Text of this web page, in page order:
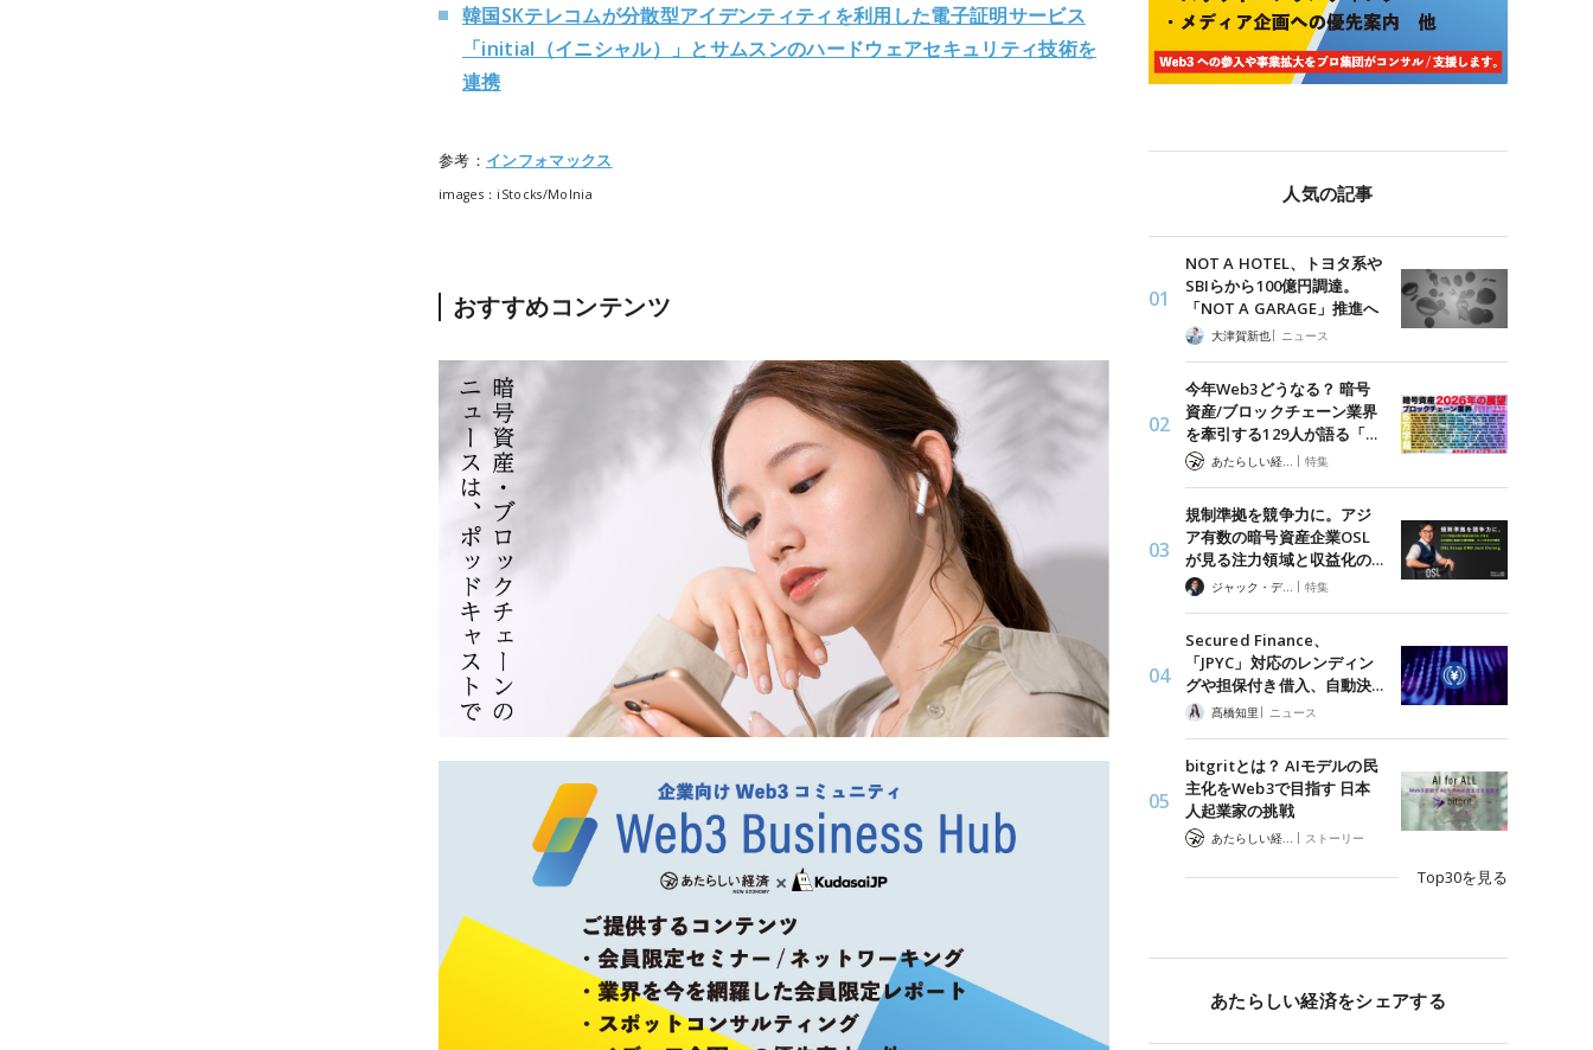
韓国SKテレコムが分散型アイデンティティを利用した電子証明サービス
「initial（イニシャル）」とサムスンのハードウェアセキュリティ技術を
連携
参考： インフォマックス
images：iStocks/Molnia
おすすめコンテンツ
人気の記事
NOT A HOTEL、トヨタ系や
SBIらから100億円調達。
「NOT A GARAGE」推進へ
大津賀新也| ニュース
今年Web3どうなる？ 暗号
資産/ブロックチェーン業界
を牽引する129人が語る「…
| 特集
規制準拠を競争力に。アジ
ア有数の暗号資産企業OSL
が見る注力領域と収益化の…
ジャック・デロン（Jack Derong） | 特集
Secured Finance、
「JPYC」対応のレンディン
グや担保付き借入、自動決…
髙橋知里 | ニュース
bitgritとは？ AIモデルの民
主化をWeb3で目指す 日本
人起業家の挑戦
| ストーリー
Top30を見る
あたらしい経済をシェアする